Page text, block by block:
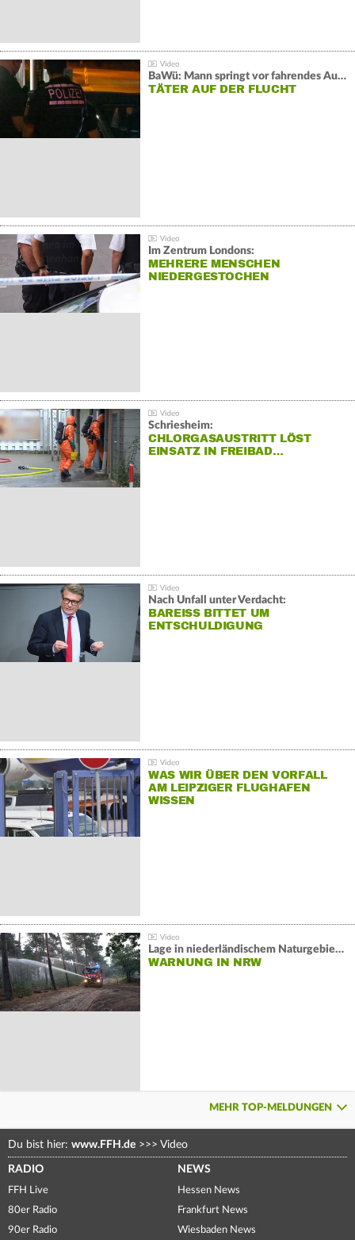
BaWü: Mann springt vor fahrendes Auto und schießt
TÄTER AUF DER FLUCHT
Im Zentrum Londons:
MEHRERE MENSCHEN
NIEDERGESTOCHEN
Schriesheim:
CHLORGASAUSTRITT LÖST
EINSATZ IN FREIBAD…
Nach Unfall unter Verdacht:
BAREISS BITTET UM E
NTSCHULDIGUNG
WAS WIR ÜBER DEN VORFALL
AM LEIPZIGER FLUGHAFEN
WISSEN
Lage in niederländischem Naturgebiet stabil
WARNUNG IN NRW
MEHR TOP-MELDUNGEN
Du bist hier: www.FFH.de >>> Video
RADIO
FFH Live
80er Radio
90er Radio
NEWS
Hessen News
Frankfurt News
Wiesbaden News